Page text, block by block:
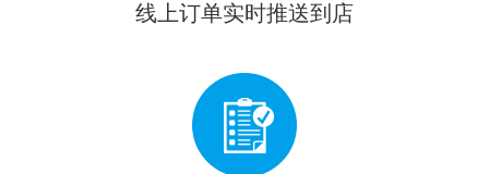
线上订单实时推送到店